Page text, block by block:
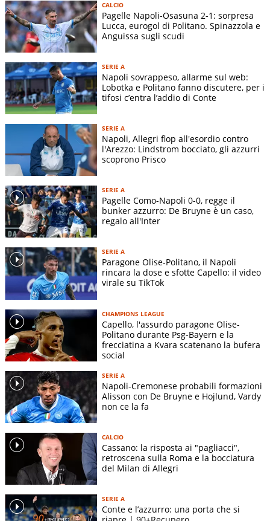
CALCIO
Pagelle Napoli-Osasuna 2-1: sorpresa
Lucca, eurogol di Politano. Spinazzola e
Anguissa sugli scudi
SERIE A
Napoli sovrappeso, allarme sul web:
Lobotka e Politano fanno discutere, per i
tifosi c’entra l’addio di Conte
SERIE A
Napoli, Allegri flop all'esordio contro
l'Arezzo: Lindstrom bocciato, gli azzurri
scoprono Prisco
SERIE A
Pagelle Como-Napoli 0-0, regge il
bunker azzurro: De Bruyne è un caso,
regalo all'Inter
SERIE A
Paragone Olise-Politano, il Napoli
rincara la dose e sfotte Capello: il video
virale su TikTok
CHAMPIONS LEAGUE
Capello, l'assurdo paragone Olise-
Politano durante Psg-Bayern e la
frecciatina a Kvara scatenano la bufera
social
SERIE A
Napoli-Cremonese probabili formazioni
Alisson con De Bruyne e Hojlund, Vardy
non ce la fa
CALCIO
Cassano: la risposta ai "pagliacci",
retroscena sulla Roma e la bocciatura
del Milan di Allegri
SERIE A
Conte e l’azzurro: una porta che si